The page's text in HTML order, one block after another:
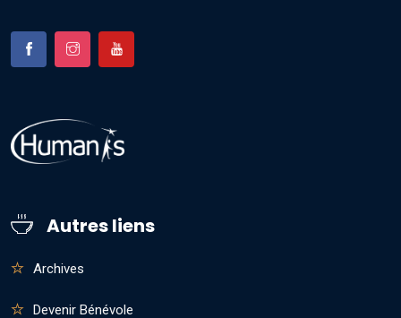
Autres liens
Archives
Devenir Bénévole